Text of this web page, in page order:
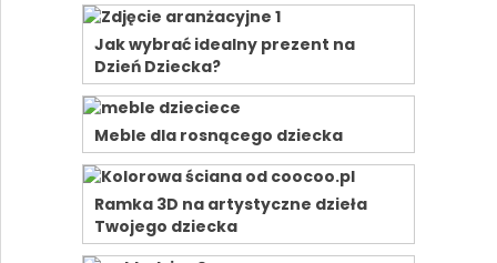
Jak wybrać idealny prezent na
Dzień Dziecka?
Meble dla rosnącego dziecka
Ramka 3D na artystyczne dzieła
Twojego dziecka